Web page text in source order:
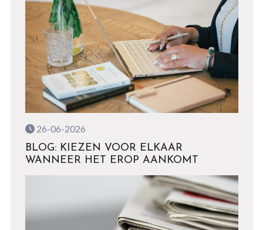
26-06-2026
BLOG: KIEZEN VOOR ELKAAR
WANNEER HET EROP AANKOMT